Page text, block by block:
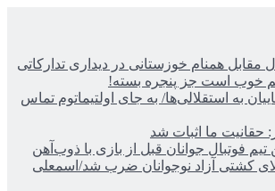
مقابل همنام خوزستانی در دیداری تدارکاتی
خوب است جز پنجره بسته!
به استقلالی‌ها/ به جای اولتیماتوم تماس
حقانیت ما اثبات شد
تیم فوتبال جوانان قبل از بازی با ذوب‌آهن
کشتی آزاد نوجوانان ضرب شد/اسمعلی